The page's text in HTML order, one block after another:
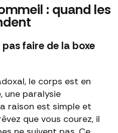
: quand les
faire de la boxe
le corps est en
une paralysie
raison est simple et
que vous courez, il